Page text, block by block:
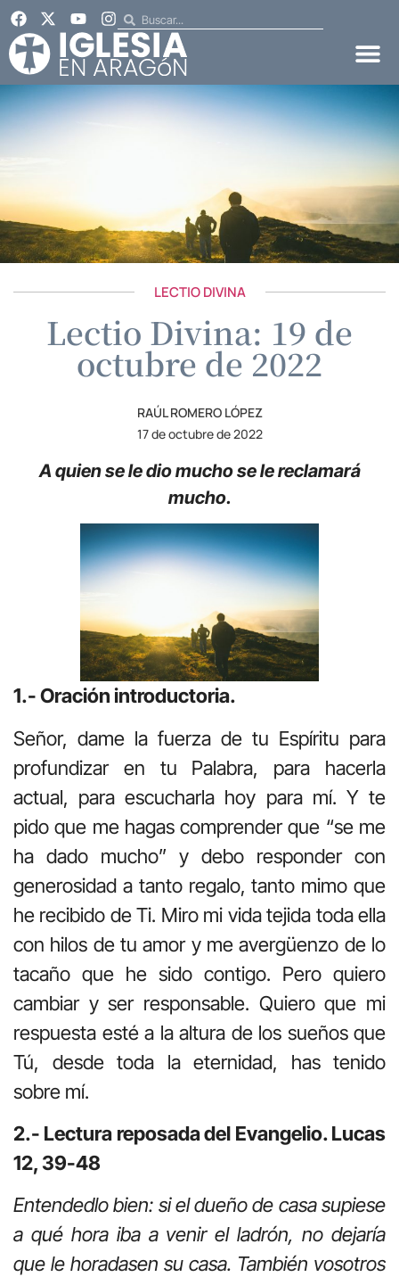
LECTIO DIVINA
Lectio Divina: 19 de
octubre de 2022
RAÚL ROMERO LÓPEZ
17 de octubre de 2022
A quien se le dio mucho se le reclamará
mucho.
1.- Oración introductoria.
Señor, dame la fuerza de tu Espíritu para
profundizar en tu Palabra, para hacerla
actual, para escucharla hoy para mí. Y te
pido que me hagas comprender que “se me
ha dado mucho” y debo responder con
generosidad a tanto regalo, tanto mimo que
he recibido de Ti. Miro mi vida tejida toda ella
con hilos de tu amor y me avergüenzo de lo
tacaño que he sido contigo. Pero quiero
cambiar y ser responsable. Quiero que mi
respuesta esté a la altura de los sueños que
Tú, desde toda la eternidad, has tenido
sobre mí.
2.- Lectura reposada del Evangelio. Lucas
12, 39-48
Entendedlo bien: si el dueño de casa supiese
a qué hora iba a venir el ladrón, no dejaría
que le horadasen su casa. También vosotros